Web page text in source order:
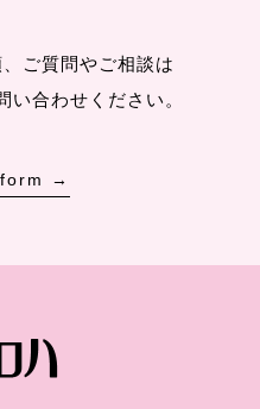
ご質問やご相談は
い合わせください。
→